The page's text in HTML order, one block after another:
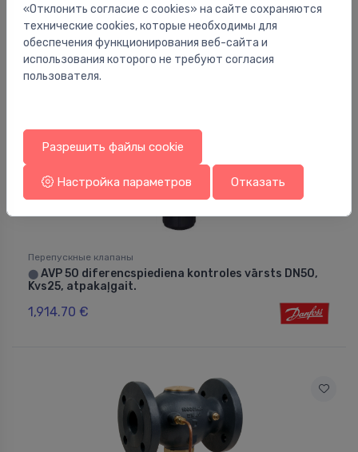
Перепускные клапаны
⬤ AVP 50 diferencspiediena kontroles vārsts DN50,
Kvs25, atpakaļgait.
1,914.70 €
«Отклонить согласие с cookies» на сайте сохраняются
технические cookies, которые необходимы для
обеспечения функционирования веб-сайта и
использования которого не требуют согласия
пользователя.
Разрешить файлы cookie
Настройка параметров Отказать